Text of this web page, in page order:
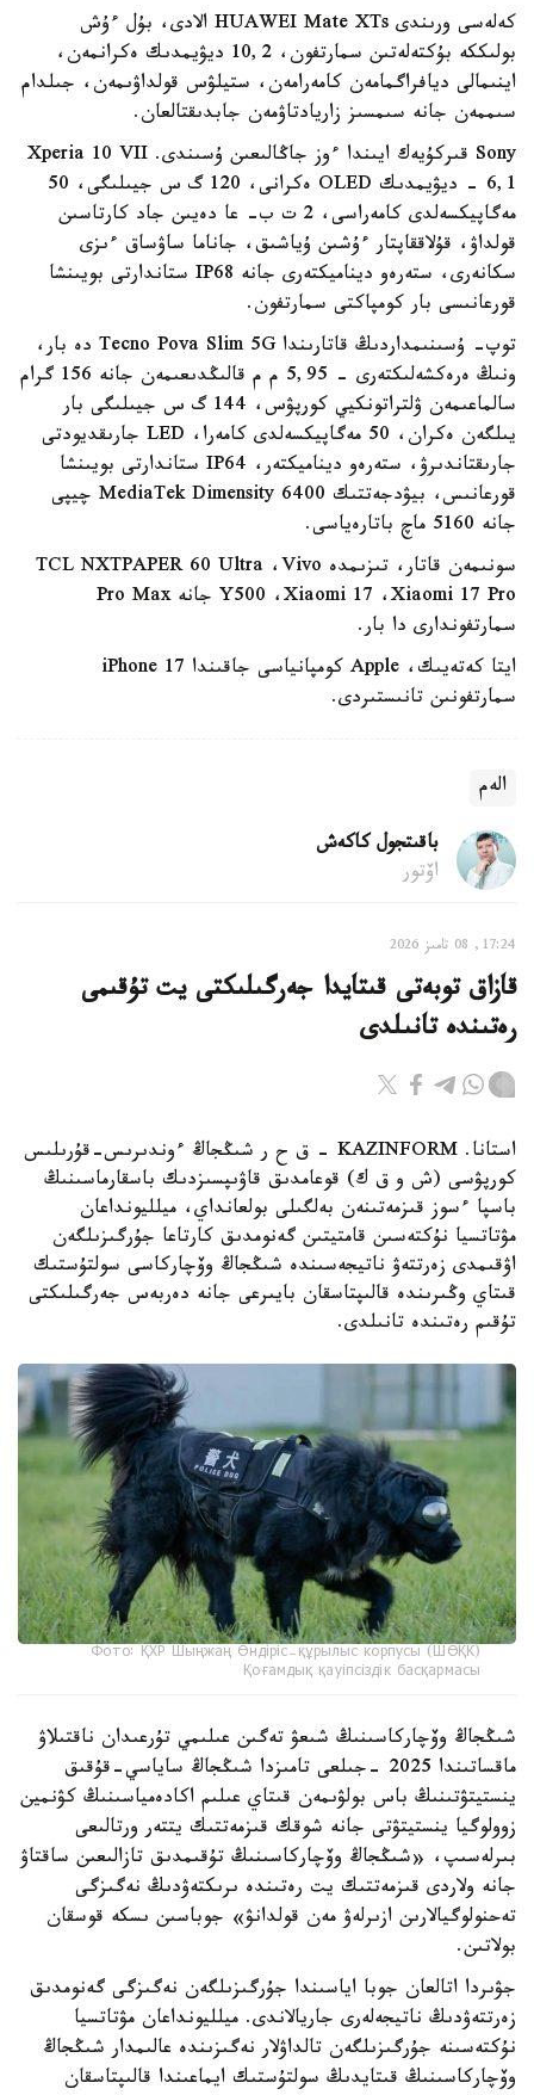
كەلەسى ورىندى HUAWEI Mate XTs الادى، بۇل ءۇش
بولىككە بۇكتەلەتىن سمارتفون، 10,2 ديۋيمدىك ەكرانمەن،
اينىمالى ديافراگمامەن كامەرامەن، ستيلۋس قولداۋىمەن، جىلدام
سىممەن جانە سىمسىز زاريادتاۋمەن جابدىقتالعان.
Sony قىركۇيەك ايىندا ءوز جاڭالىعىن ۇسىندى. Xperia 10 VII
- 6,1 ديۋيمدىك OLED ەكرانى، 120 گ س جيىلىگى، 50
مەگاپيكسەلدى كامەراسى، 2 ت ب- عا دەيىن جاد كارتاسىن
قولداۋ، قۇلاققاپتار ءۇشىن ۇياشىق، جاناما ساۋساق ءىزى
سكانەرى، ستەرەو ديناميكتەرى جانە IP68 ستاندارتى بويىنشا
قورعانىسى بار كومپاكتى سمارتفون.
توپ- ۇسىنىمداردىڭ قاتارىندا Tecno Pova Slim 5G دە بار،
ونىڭ ەرەكشەلىكتەرى - 5,95 م م قالىڭدىعىمەن جانە 156 گرام
سالماعىمەن ۋلتراتونكيي كورپۋس، 144 گ س جيىلىگى بار
يىلگەن ەكران، 50 مەگاپيكسەلدى كامەرا، LED جارىقديودتى
جارىقتاندىرۋ، ستەرەو ديناميكتەر، IP64 ستاندارتى بويىنشا
قورعانىس، بيۋدجەتتىك MediaTek Dimensity 6400 چيپى
جانە 5160 ماچ باتارەياسى.
سونىمەن قاتار، تىزىمدە TCL NXTPAPER 60 Ultra ،Vivo
Y500 ،Xiaomi 17 ،Xiaomi 17 Pro جانە Pro Max
سمارتفوندارى دا بار.
ايتا كەتەيىك، Apple كومپانياسى جاقىندا iPhone 17
سمارتفونىن تانىستىردى.
الەم
باقىتجول كاكەش
اۆتور
17:24, 08 تامىز 2026
قازاق توبەتى قىتايدا جەرگىلىكتى يت تۇقىمى
رەتىندە تانىلدى
استانا. KAZINFORM – ق ح ر شىڭجاڭ ءوندىرىس-قۇرىلىس
كورپۋسى (ش و ق ك) قوعامدىق قاۋىپسىزدىك باسقارماسىنىڭ
باسپا ءسوز قىزمەتىنەن بەلگىلى بولعانداي، ميلليونداعان
مۋتاتسيا نۇكتەسىن قامتيتىن گەنومدىق كارتاعا جۇرگىزىلگەن
اۋقىمدى زەرتتەۋ ناتيجەسىندە شىڭجاڭ وۆچاركاسى سولتۇستىك
قىتاي وڭىرىندە قالىپتاسقان بايىرعى جانە دەربەس جەرگىلىكتى
تۇقىم رەتىندە تانىلدى.
Фото: ҚХР Шыңжаң Өндіріс-құрылыс корпусы (ШӨҚК)
Қоғамдық қауіпсіздік басқармасы
شىڭجاڭ وۆچاركاسىنىڭ شىعۋ تەگىن عىلىمي تۇرعىدان ناقتىلاۋ
ماقساتىندا 2025 -جىلعى تامىزدا شىڭجاڭ ساياسي-قۇقىق
ينستيتۋتىنىڭ باس بولۋىمەن قىتاي عىلىم اكادەمياسىنىڭ كۋنمين
زوولوگيا ينستيتۋتى جانە شوقك قىزمەتتىك يتتەر ورتالىعى
بىرلەسىپ، «شىڭجاڭ وۆچاركاسىنىڭ تۇقىمدىق تازالىعىن ساقتاۋ
جانە ولاردى قىزمەتتىك يت رەتىندە ىرىكتەۋدىڭ نەگىزگى
تەحنولوگيالارىن ازىرلەۋ مەن قولدانۋ» جوباسىن ىسكە قوسقان
بولاتىن.
جۋىردا اتالعان جوبا اياسىندا جۇرگىزىلگەن نەگىزگى گەنومدىق
زەرتتەۋدىڭ ناتيجەلەرى جاريالاندى. ميلليونداعان مۋتاتسيا
نۇكتەسىنە جۇرگىزىلگەن تالداۋلار نەگىزىندە عالىمدار شىڭجاڭ
وۆچاركاسىنىڭ قىتايدىڭ سولتۇستىك ايماعىندا قالىپتاسقان